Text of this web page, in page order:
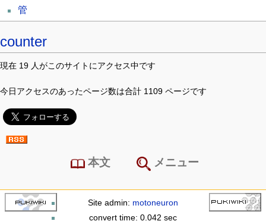
管
counter
現在 19 人がこのサイトにアクセス中です
今日アクセスのあったページ数は合計 1109 ページです
本文 メニュー
Site admin: motoneuron
convert time: 0.042 sec